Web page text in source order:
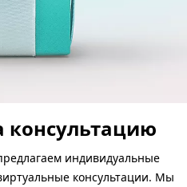
консультацию
индивидуальные
консультации. Мы